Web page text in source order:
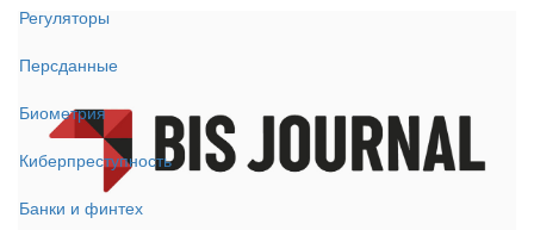
Регуляторы
Персданные
Биометрия
Киберпреступность
Банки и финтех